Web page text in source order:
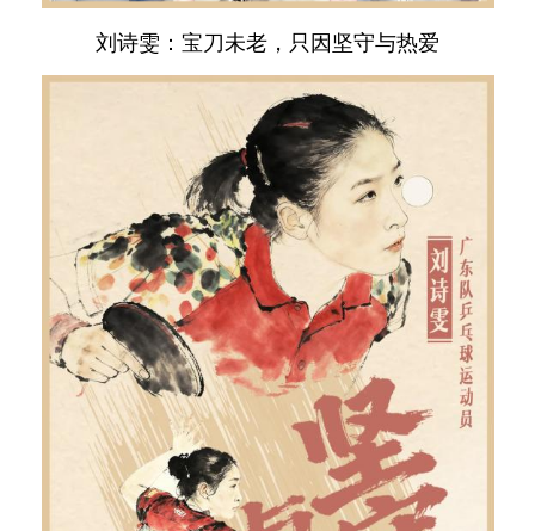
刘诗雯：宝刀未老，只因坚守与热爱